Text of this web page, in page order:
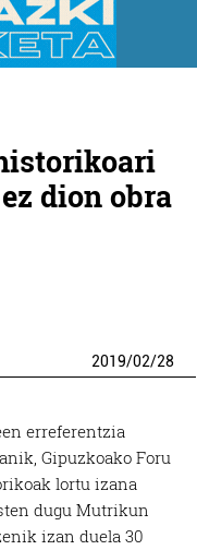
dion obra
2019/02/28
erreferentzia
Gipuzkoako Foru
lortu izana
dugu Mutrikun
izan duela 30